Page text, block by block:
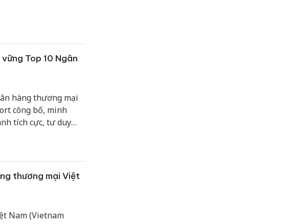
Top 10 Ngân
hàng thương mại
công bố, minh
tích cực, tư duy
thương mại Việt
Nam (Vietnam